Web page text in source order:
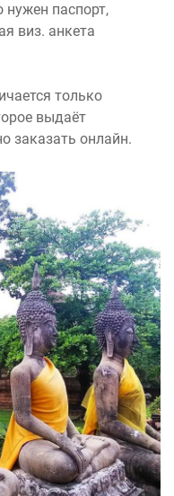
нужен паспорт,
виз. анкета
только
выдаёт
заказать онлайн.